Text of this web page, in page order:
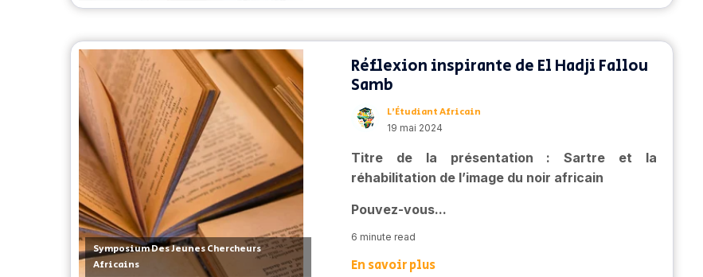
Symposium Des Jeunes Chercheurs
Africains
Réflexion inspirante de El Hadji Fallou
Samb
L’Étudiant Africain
19 mai 2024
Titre de la présentation : Sartre et la
réhabilitation de l’image du noir africain
Pouvez-vous...
6 minute read
En savoir plus